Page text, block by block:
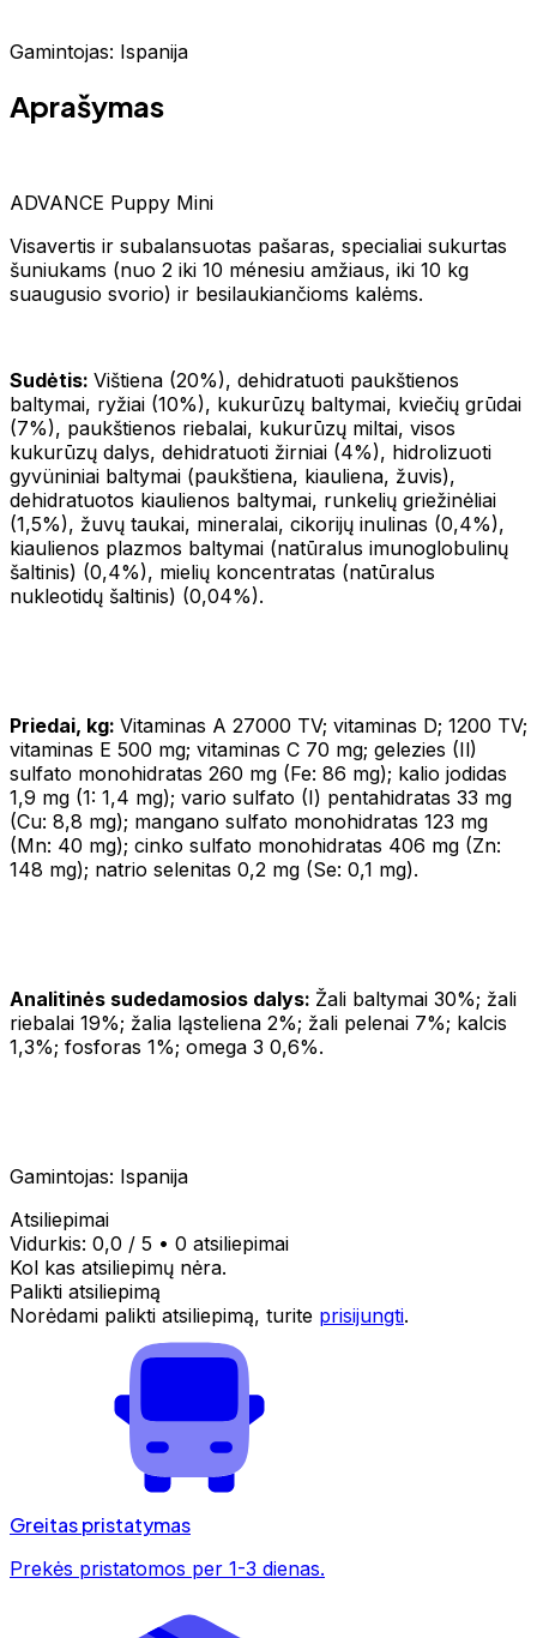
Gamintojas: Ispanija
Aprašymas
ADVANCE Puppy Mini
Visavertis ir subalansuotas pašaras, specialiai sukurtas
šuniukams (nuo 2 iki 10 ménesiu amžiaus, iki 10 kg
suaugusio svorio) ir besilaukiančioms kalėms.
Sudėtis: Vištiena (20%), dehidratuoti paukštienos
baltymai, ryžiai (10%), kukurūzų baltymai, kviečių grūdai
(7%), paukštienos riebalai, kukurūzų miltai, visos
kukurūzų dalys, dehidratuoti žirniai (4%), hidrolizuoti
gyvüniniai baltymai (paukštiena, kiauliena, žuvis),
dehidratuotos kiaulienos baltymai, runkelių griežinėliai
(1,5%), žuvų taukai, mineralai, cikorijų inulinas (0,4%),
kiaulienos plazmos baltymai (natūralus imunoglobulinų
šaltinis) (0,4%), mielių koncentratas (natūralus
nukleotidų šaltinis) (0,04%).
Priedai, kg: Vitaminas A 27000 TV; vitaminas D; 1200 TV;
vitaminas E 500 mg; vitaminas C 70 mg; gelezies (Il)
sulfato monohidratas 260 mg (Fe: 86 mg); kalio jodidas
1,9 mg (1: 1,4 mg); vario sulfato (I) pentahidratas 33 mg
(Cu: 8,8 mg); mangano sulfato monohidratas 123 mg
(Mn: 40 mg); cinko sulfato monohidratas 406 mg (Zn:
148 mg); natrio selenitas 0,2 mg (Se: 0,1 mg).
Analitinės sudedamosios dalys: Žali baltymai 30%; žali
riebalai 19%; žalia ląsteliena 2%; žali pelenai 7%; kalcis
1,3%; fosforas 1%; omega 3 0,6%.
Gamintojas: Ispanija
Atsiliepimai
Vidurkis: 0,0 / 5 • 0 atsiliepimai
Kol kas atsiliepimų nėra.
Palikti atsiliepimą
Norėdami palikti atsiliepimą, turite prisijungti.
Greitas pristatymas
Prekės pristatomos per 1-3 dienas.